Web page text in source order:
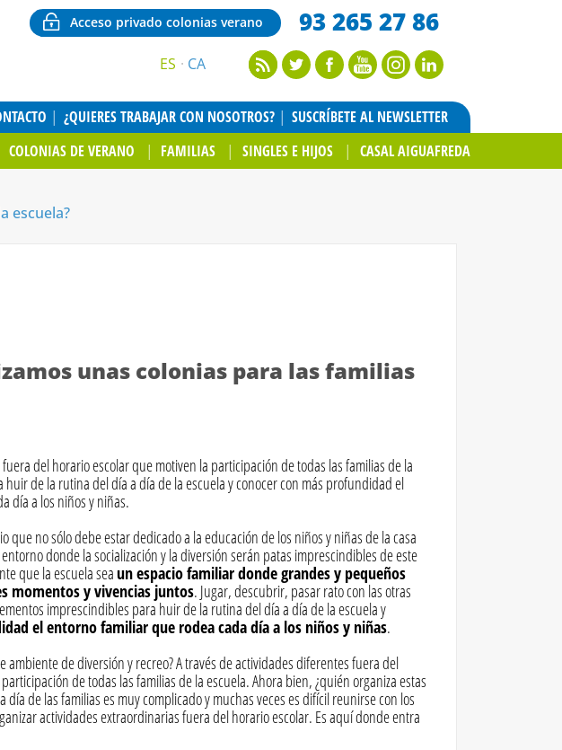
Acceso privado colonias verano 93 265 27 86
ES CA
¿QUIERES TRABAJAR CON NOSOTROS?
SUSCRÍBETE AL NEWSLETTER
COLONIAS DE VERANO FAMILIAS SINGLES E HIJOS CASAL AIGUAFREDA
escuela?
unas colonias para las familias
del horario escolar que motiven la participación de todas las familias de la
de la rutina del día a día de la escuela y conocer con más profundidad el
día a los niños y niñas.
que no sólo debe estar dedicado a la educación de los niños y niñas de la casa
donde la socialización y la diversión serán patas imprescindibles de este
que la escuela seaun espacio familiar donde grandes y pequeños
momentos y vivencias juntos. Jugar, descubrir, pasar rato con las otras
imprescindibles para huir de la rutina del día a día de la escuela y
el entorno familiar que rodea cada día a los niños y niñas.
ambiente de diversión y recreo? A través de actividades diferentes fuera del
de todas las familias de la escuela. Ahora bien, ¿quién organiza estas
día de las familias es muy complicado y muchas veces es difícil reunirse con los
actividades extraordinarias fuera del horario escolar. Es aquí donde entra